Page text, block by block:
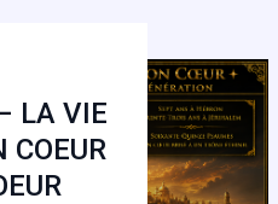
LA VIE
COEUR